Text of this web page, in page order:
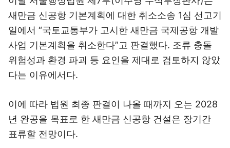
새만금 신공항 기본계획에 대한 취소소송 1심 선고기
일에서 “국토교통부가 고시한 새만금 국제공항 개발
사업 기본계획을 취소한다”고 판결했다. 조류 충돌
위험성과 환경 파괴 등 요인을 제대로 검토하지 않았
다는 이유에서다.
이에 따라 법원 최종 판결이 나올 때까지 오는 2028
년 완공을 목표로 한 새만금 신공항 건설은 장기간
표류할 전망이다.